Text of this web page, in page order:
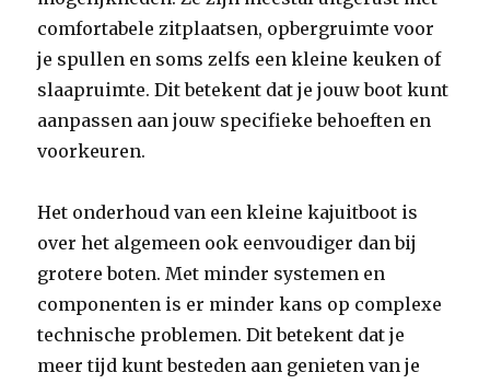
comfortabele zitplaatsen, opbergruimte voor
je spullen en soms zelfs een kleine keuken of
slaapruimte. Dit betekent dat je jouw boot kunt
aanpassen aan jouw specifieke behoeften en
voorkeuren.
Het onderhoud van een kleine kajuitboot is
over het algemeen ook eenvoudiger dan bij
grotere boten. Met minder systemen en
componenten is er minder kans op complexe
technische problemen. Dit betekent dat je
meer tijd kunt besteden aan genieten van je